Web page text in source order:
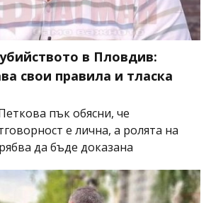
в Пловдив:
свои правила и тласка
пък обясни, че
е лична, а ролята на
да бъде доказана